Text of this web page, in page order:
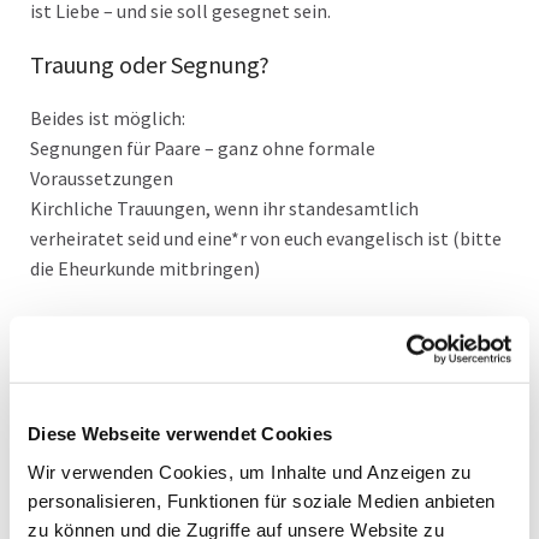
Diese Webseite verwendet Cookies
Wir verwenden Cookies, um Inhalte und Anzeigen zu
personalisieren, Funktionen für soziale Medien anbieten
zu können und die Zugriffe auf unsere Website zu
ist Liebe – und sie soll gesegnet sein.
Trauung oder Segnung?
Beides ist möglich:
Segnungen für Paare – ganz ohne formale
Voraussetzungen
Kirchliche Trauungen, wenn ihr standesamtlich
verheiratet seid und eine*r von euch evangelisch ist (bitte
die Eheurkunde mitbringen)
zueinander. Für Worte, Musik und einen Segen, der stärkt.
gestaltet – ohne langen Vorlauf, ohne komplizierte
Vorbereitung. Ihr könnt spontan vorbeikommen oder